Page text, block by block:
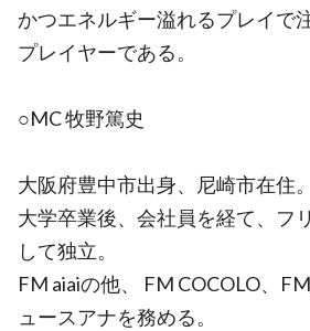
かつエネルギー溢れるプレイで
プレイヤーである。
○MC 牧野篤史
大阪府豊中市出身、尼崎市在住。
大学卒業後、会社員を経て、フ
して独立。
FM aiaiの他、 FM COCOLO、
ュースアナを務める。